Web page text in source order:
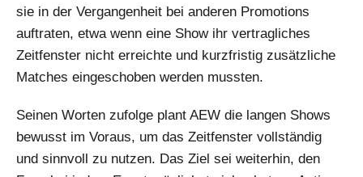
sie in der Vergangenheit bei anderen Promotions
auftraten, etwa wenn eine Show ihr vertragliches
Zeitfenster nicht erreichte und kurzfristig zusätzliche
Matches eingeschoben werden mussten.
Seinen Worten zufolge plant AEW die langen Shows
bewusst im Voraus, um das Zeitfenster vollständig
und sinnvoll zu nutzen. Das Ziel sei weiterhin, den